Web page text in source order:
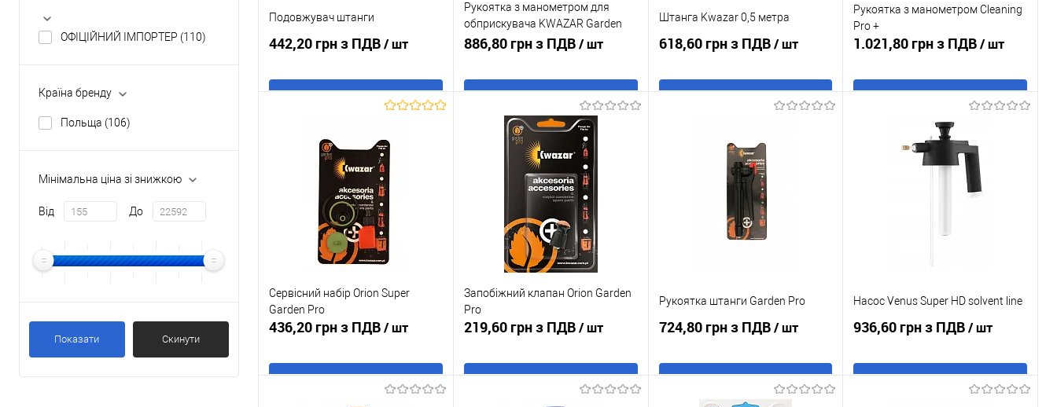
ОФІЦІЙНИЙ ІМПОРТЕР (110)
Країна бренду
Польща (106)
Мінімальна ціна зі знижкою
Від До
Показати Скинути
Подовжувач штанги
442,20 грн з ПДВ/ шт
В кошик
Купити в 1 клік
До
порівняння
У обране
В наявності
Рукоятка з манометром для
обприскувача KWAZAR Garden
Pro
886,80 грн з ПДВ/ шт
В кошик
Купити в 1 клік
До
порівняння
В наявності
Штанга Kwazar 0,5 метра
618,60 грн з ПДВ/ шт
В кошик
Купити в 1 клік
порівняння
Рукоятка з манометром Cleaning
Pro +
1.021,80 грн з ПДВ/ шт
В кошик
Купити в 1 клік
До
порівняння
В наявності
Сервісний набір Orion Super
Garden Pro
436,20 грн з ПДВ/ шт
В кошик
Запобіжний клапан Orion Garden
Pro
219,60 грн з ПДВ/ шт
В кошик
Рукоятка штанги Garden Pro
724,80 грн з ПДВ/ шт
В кошик
Насос Venus Super HD solvent line
936,60 грн з ПДВ/ шт
В кошик